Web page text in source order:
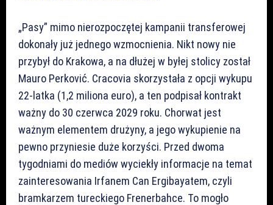
„Pasy” mimo nierozpoczętej kampanii transferowej
dokonały już jednego wzmocnienia. Nikt nowy nie
przybył do Krakowa, a na dłużej w byłej stolicy został
Mauro Perković. Cracovia skorzystała z opcji wykupu
22-latka (1,2 miliona euro), a ten podpisał kontrakt
ważny do 30 czerwca 2029 roku. Chorwat jest
ważnym elementem drużyny, a jego wykupienie na
pewno przyniesie duże korzyści. Przed dwoma
tygodniami do mediów wyciekły informacje na temat
zainteresowania Irfanem Can Ergibayatem, czyli
bramkarzem tureckiego Frenerbahce. To mogło